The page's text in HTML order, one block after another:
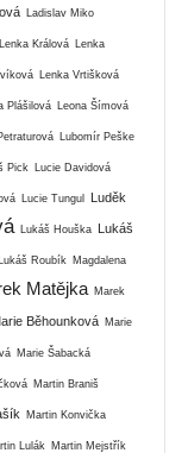
Ladislav Miko
Lenka Králová Lenka
Lenka Vrtišková
Plášilová Leona Šímová
Lubomír Peške
Pick Lucie Davidová
Lucie Tungul Luděk
Lukáš Houška Lukáš
Lukáš Roubík Magdalena
Matějka Marek
Běhounková Marie
Marie Šabacká
Martin Braniš
Martin Konvička
Lulák Martin Mejstřík